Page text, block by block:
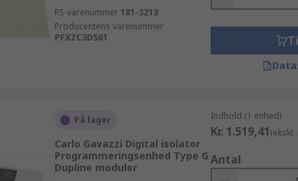
RS-varenummer 181-3213
Producentens varenummer
PFXZC3DS61
På lager
Carlo Gavazzi Digital isolator
Programmeringsenhed Type G
Dupline moduler
Indhold (1 enhed)
Kr. 1.519,41
Antal